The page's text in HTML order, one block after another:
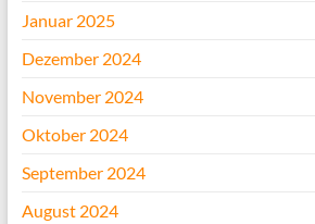
Januar 2025
Dezember 2024
November 2024
Oktober 2024
September 2024
August 2024